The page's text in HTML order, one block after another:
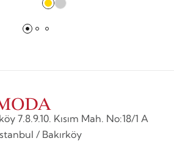
7.8.9.10. Kısım Mah. No:18/1 A
/ Bakırköy